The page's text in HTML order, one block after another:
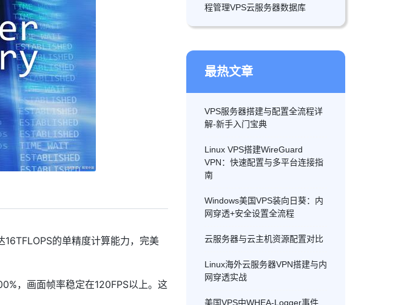
的单精度计算能力，完美
，画面帧率稳定在120FPS以上。这
程管理VPS云服务器数据库
最热文章
VPS服务器搭建与配置全流程详
解-新手入门宝典
Linux VPS搭建WireGuard
VPN：快速配置与多平台连接指
南
Windows美国VPS装向日葵：内
网穿透+安全设置全流程
云服务器与云主机资源配置对比
Linux海外云服务器VPN搭建与内
网穿透实战
美国VPS中WHEA-Logger事件